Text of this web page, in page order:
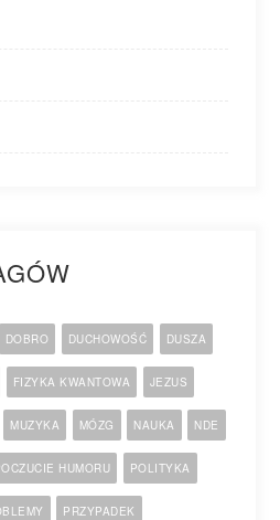
DOBRO DUCHOWOŚĆ DUSZA
FIZYKA KWANTOWA JEZUS
MUZYKA MÓZG NAUKA NDE
HUMORU POLITYKA
PRZYPADEK